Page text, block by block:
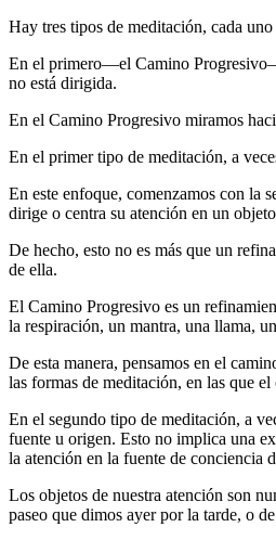
Hay tres tipos de meditación, cada
En el primero―el Camino
no está dirigida.
En el Camino Progresivo miramos
En el primer tipo de meditación, a
En este enfoque, comenzamos con la
dirige o centra su atención en un
De hecho, esto no es más que un
de ella.
El Camino Progresivo es un
la respiración, un mantra, una llama,
De esta manera, pensamos en el
las formas de meditación, en las que
En el segundo tipo de meditación, a
fuente u origen. Esto no implica una
la atención en la fuente de conciencia
Los objetos de nuestra atención son
paseo que dimos ayer por la tarde, o